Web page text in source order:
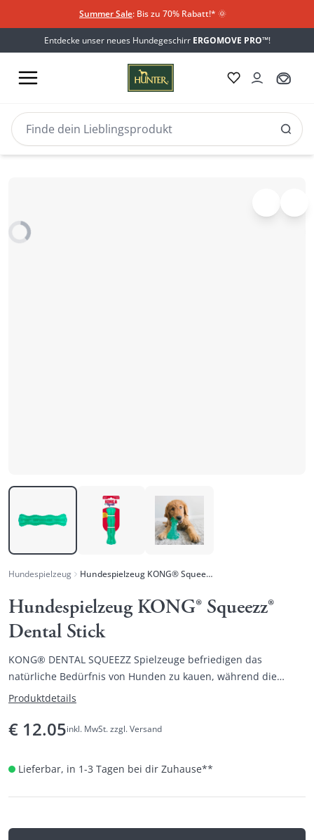
Summer Sale: Bis zu 70% Rabatt!* 🌞
Entdecke unser neues Hundegeschirr ERGOMOVE PRO™!
Hundespielzeug Hundespielzeug KONG® Squeezz® Dental Stick
Hundespielzeug KONG® Squeezz®
Dental Stick
KONG® DENTAL SQUEEZZ Spielzeuge befriedigen das
natürliche Bedürfnis von Hunden zu kauen, während die
strukturierten Noppen das Zahnfleisch angenehm massieren
Produktdetails
€ 12.05inkl. MwSt. zzgl. Versand
Lieferbar, in 1-3 Tagen bei dir Zuhause**